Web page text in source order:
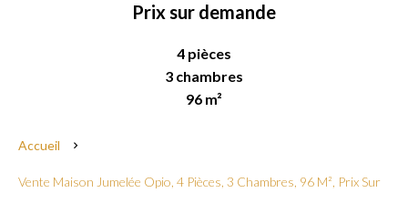
Prix sur demande
4 pièces
3 chambres
96 m²
Accueil
Vente Maison Jumelée Opio, 4 Pièces, 3 Chambres, 96 M², Prix Sur